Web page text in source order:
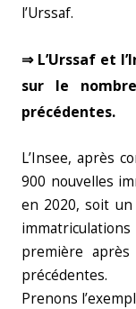
l’Urssaf.
⇒ L’Urssaf et
sur le
précédentes.
L’Insee, après
900 nouvelles
en 2020, soit
première
précédentes.
Prenons